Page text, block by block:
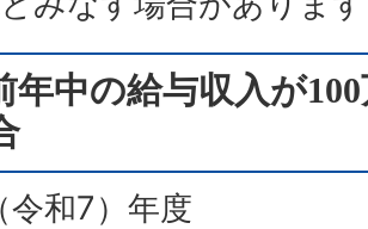
年中の給与収入が
令和7）年度